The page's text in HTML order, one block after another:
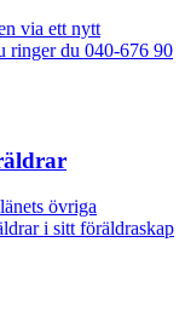
via ett nytt
ringer du 040-676 90
övriga
i sitt föräldraskap